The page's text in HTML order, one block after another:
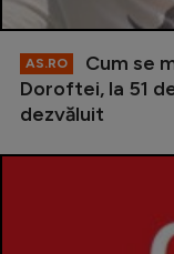
AS.RO
Cum se
Doroftei, la 51
dezvăluit